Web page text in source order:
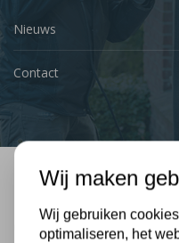
Nieuws
Contact
Bel mij terug
Gratis, vrijblijvend
Wij maken
Wij gebruiken
optimaliseren, het